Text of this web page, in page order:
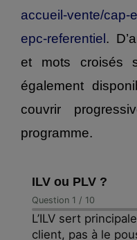
accueil-vente/cap-
epc-referentiel .
et mots croisés
également
couvrir
programme.
ILV ou PLV ?
Question 1 / 10
L’ILV sert
client, pas à le